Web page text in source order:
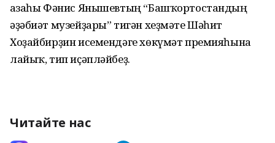
ағзаһы Фәнис Янышевтың “Башҡортос­тандың
әҙәбиәт музейҙары” тигән хеҙмәте Шәһит
Хоҙайбирҙин исемендәге хөкүмәт премияһына
лайыҡ, тип иҫәпләйбеҙ.
Читайте нас